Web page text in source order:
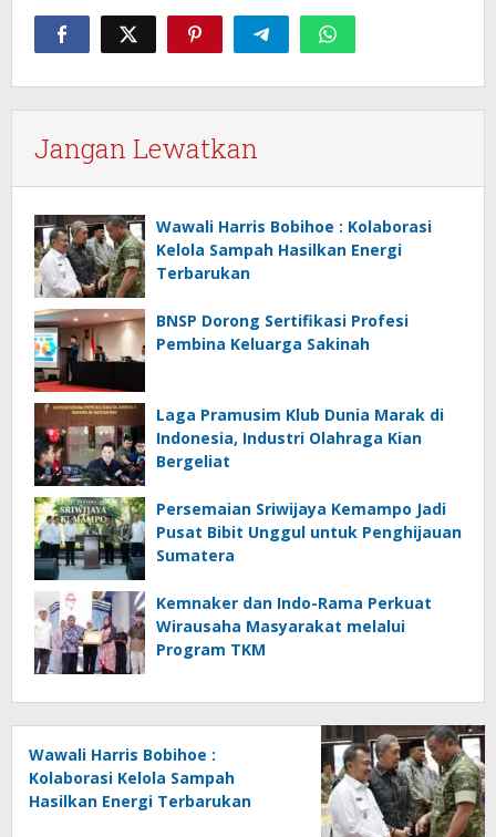
Jangan Lewatkan
Wawali Harris Bobihoe : Kolaborasi
Kelola Sampah Hasilkan Energi
Terbarukan
BNSP Dorong Sertifikasi Profesi
Pembina Keluarga Sakinah
Laga Pramusim Klub Dunia Marak di
Indonesia, Industri Olahraga Kian
Bergeliat
Persemaian Sriwijaya Kemampo Jadi
Pusat Bibit Unggul untuk Penghijauan
Sumatera
Kemnaker dan Indo-Rama Perkuat
Wirausaha Masyarakat melalui
Program TKM
Wawali Harris Bobihoe :
Kolaborasi Kelola Sampah
Hasilkan Energi Terbarukan